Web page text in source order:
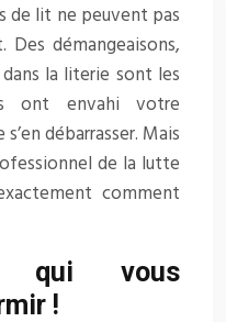
de lit ne peuvent pas
démangeaisons,
la literie sont les
ont envahi votre
débarrasser. Mais
de la lutte
comment
qui vous
!